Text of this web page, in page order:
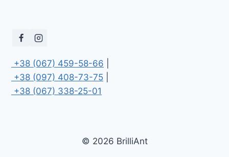
+38 (067) 459-58-66
+38 (097) 408-73-75
+38 (067) 338-25-01
© 2026 BrilliAnt